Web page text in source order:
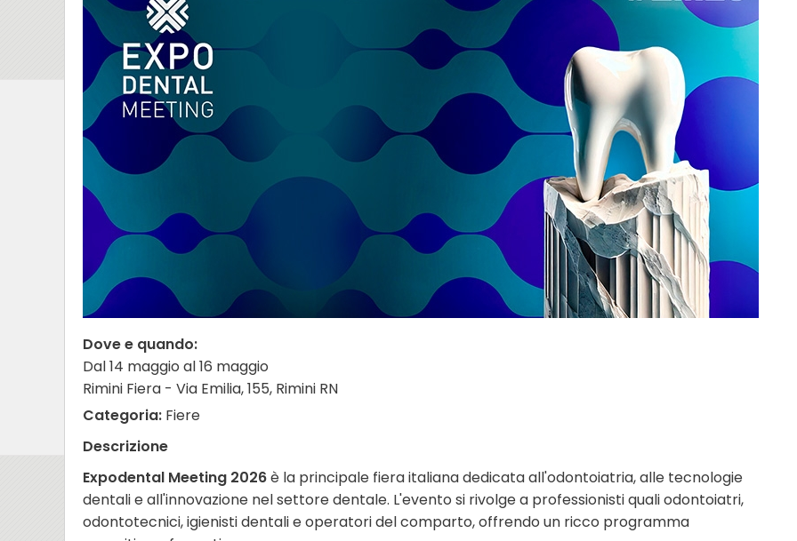
Dove e quando:
Dal 14 maggio al 16 maggio
Rimini Fiera - Via Emilia, 155, Rimini RN
Categoria: Fiere
Descrizione
Expodental Meeting 2026è la principale fiera italiana dedicata all'odontoiatria, alle tecnologie
dentali e all'innovazione nel settore dentale. L'evento si rivolge a professionisti quali odontoiatri,
odontotecnici, igienisti dentali e operatori del comparto, offrendo un ricco programma